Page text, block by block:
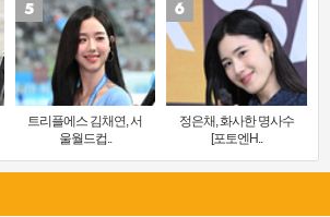
트리플에스 김채연, 서
울월드컵..
정은채, 화사한 명사수
[포토엔H..